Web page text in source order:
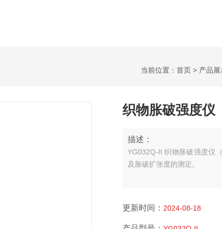
当前位置： 首页 > 产品展
织物胀破强度仪
描述：
YG032Q-II 织物胀破强度仪（
及胀破扩张度的测定。
更新时间： 2024-08-18